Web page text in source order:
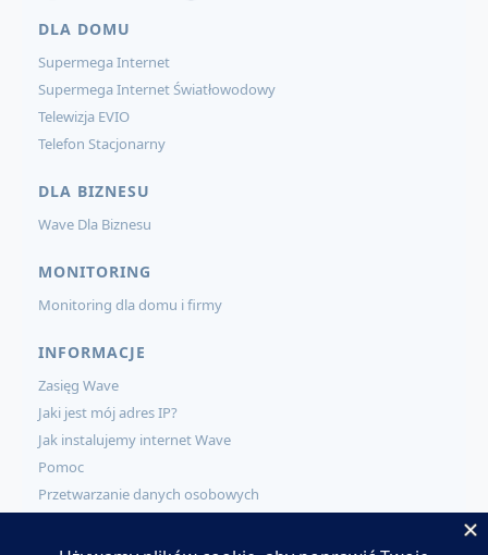
DLA DOMU
Supermega Internet
Supermega Internet Światłowodowy
Telewizja EVIO
Telefon Stacjonarny
DLA BIZNESU
Wave Dla Biznesu
MONITORING
Monitoring dla domu i firmy
INFORMACJE
Zasięg Wave
Jaki jest mój adres IP?
Jak instalujemy internet Wave
Pomoc
Przetwarzanie danych osobowych